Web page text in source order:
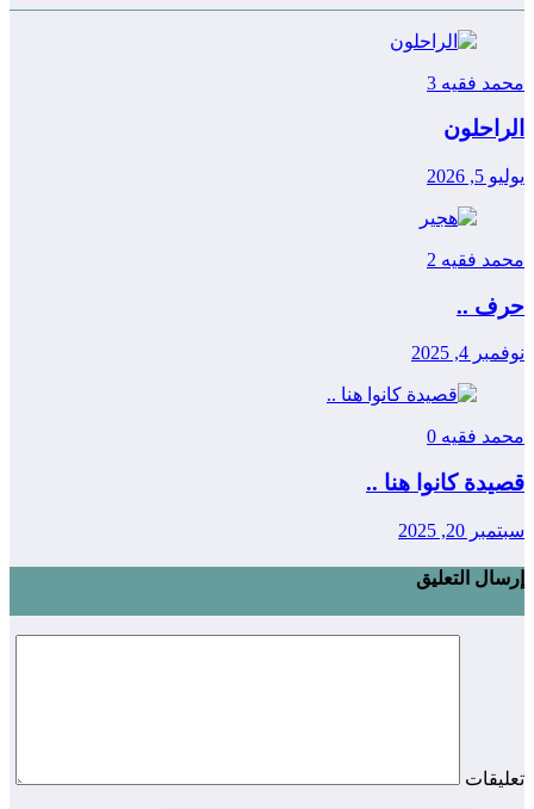
محمد فقيه 3
الراحلون
يوليو 5, 2026
محمد فقيه 2
حرف ..
نوفمبر 4, 2025
محمد فقيه 0
قصيدة كانوا هنا ..
سبتمبر 20, 2025
إرسال التعليق
تعليقات